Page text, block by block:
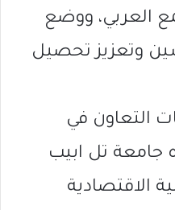
العربي، ووضع
وتعزيز تحصيل
التعاون في
جامعة تل ابيب
الاقتصادية